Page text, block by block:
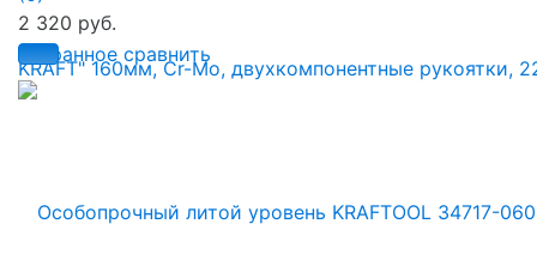
избранное сравнить
2 320 руб.